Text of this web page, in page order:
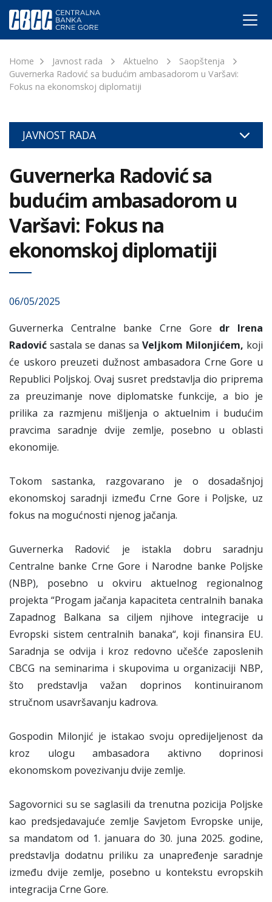
Home Javnost rada Aktuelno
Saopštenja
Guvernerka Radović sa budućim ambasadorom u Varšavi:
Fokus na ekonomskoj diplomatiji
JAVNOST RADA
Guvernerka Radović sa
budućim ambasadorom u
Varšavi: Fokus na
ekonomskoj diplomatiji
06/05/2025
Guvernerka Centralne banke Crne Gore dr Irena
Radović sastala se danas sa Veljkom Milonjićem, koji
će uskoro preuzeti dužnost ambasadora Crne Gore u
Republici Poljskoj. Ovaj susret predstavlja dio priprema
za preuzimanje nove diplomatske funkcije, a bio je
prilika za razmjenu mišljenja o aktuelnim i budućim
pravcima saradnje dvije zemlje, posebno u oblasti
ekonomije.
Tokom sastanka, razgovarano je o dosadašnjoj
ekonomskoj saradnji između Crne Gore i Poljske, uz
fokus na mogućnosti njenog jačanja.
Guvernerka Radović je istakla dobru saradnju
Centralne banke Crne Gore i Narodne banke Poljske
(NBP), posebno u okviru aktuelnog regionalnog
projekta “Progam jačanja kapaciteta centralnih banaka
Zapadnog Balkana sa ciljem njihove integracije u
Evropski sistem centralnih banaka“, koji finansira EU.
Saradnja se odvija i kroz redovno učešće zaposlenih
CBCG na seminarima i skupovima u organizaciji NBP,
što predstavlja važan doprinos kontinuiranom
stručnom usavršavanju kadrova.
Gospodin Milonjić je istakao svoju opredijeljenost da
kroz ulogu ambasadora aktivno doprinosi
ekonomskom povezivanju dvije zemlje.
Sagovornici su se saglasili da trenutna pozicija Poljske
kao predsjedavajuće zemlje Savjetom Evropske unije,
sa mandatom od 1. januara do 30. juna 2025. godine,
predstavlja dodatnu priliku za unapređenje saradnje
između dvije zemlje, posebno u kontekstu evropskih
integracija Crne Gore.